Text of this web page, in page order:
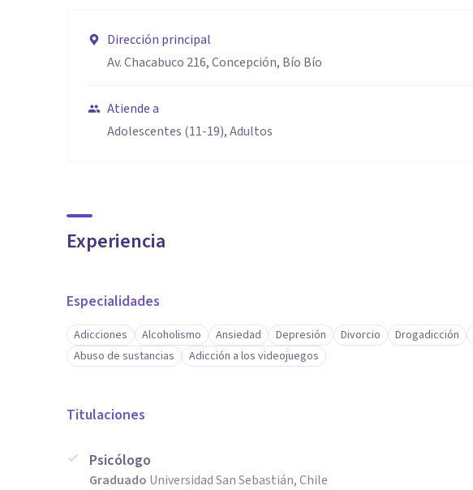
Dirección principal
Av. Chacabuco 216, Concepción, Bío Bío
Atiende a
Adolescentes (11-19), Adultos
Experiencia
Especialidades
Adicciones Alcoholismo Ansiedad Depresión Divorcio Drogadicción
Abuso de sustancias
Adicción a los videojuegos
Titulaciones
Psicólogo
Graduado Universidad San Sebastián, Chile